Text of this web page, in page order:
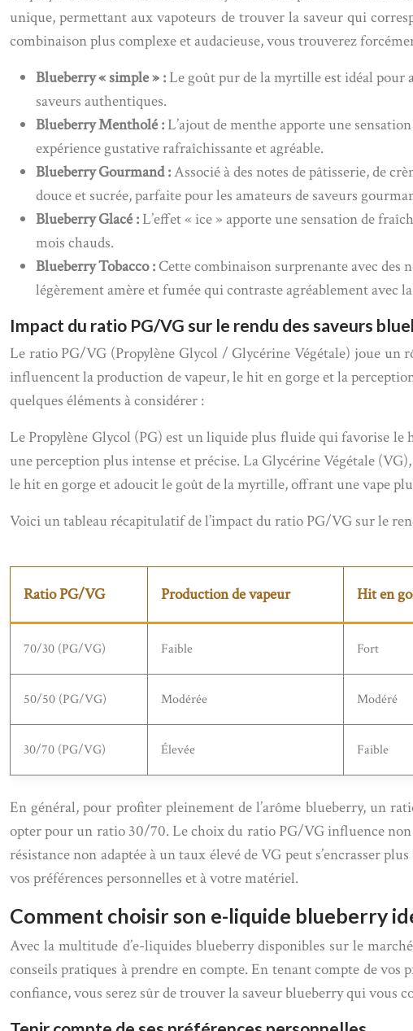
unique, permettant aux vapoteurs de trouver la saveur qui
combinaison plus complexe et audacieuse, vous trouverez
Blueberry « simple » : Le goût pur de la myrtille est idéal pour
saveurs authentiques.
Blueberry Mentholé : L’ajout de menthe apporte une
expérience gustative rafraîchissante et agréable.
Blueberry Gourmand :Associé à des notes de pâtisserie, de
douce et sucrée, parfaite pour les amateurs de saveurs
Blueberry Glacé : L’effet « ice » apporte une sensation de
mois chauds.
Blueberry Tobacco : Cette combinaison surprenante avec des
légèrement amère et fumée qui contraste agréablement avec
Impact du ratio PG/VG sur le rendu des saveurs
Le ratio PG/VG (Propylène Glycol / Glycérine Végétale) joue un
influencent la production de vapeur, le hit en gorge et la
quelques éléments à considérer :
Le Propylène Glycol (PG) est un liquide plus fluide qui favorise le
une perception plus intense et précise. La Glycérine Végétale
le hit en gorge et adoucit le goût de la myrtille, offrant une vape
Voici un tableau récapitulatif de l’impact du ratio PG/VG sur le
Ratio PG/VG Production de vapeur Hit en
70/30 (PG/VG) Faible Fort
50/50 (PG/VG) Modérée Modéré
30/70 (PG/VG) Élevée Faible
En général, pour profiter pleinement de l’arôme blueberry, un
opter pour un ratio 30/70. Le choix du ratio PG/VG influence non
résistance non adaptée à un taux élevé de VG peut s’encrasser
vos préférences personnelles et à votre matériel.
Comment choisir son e-liquide blueberry
Avec la multitude d’e-liquides blueberry disponibles sur le
conseils pratiques à prendre en compte. En tenant compte de
confiance, vous serez sûr de trouver la saveur blueberry qui vous